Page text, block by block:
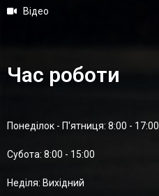
Відео
Час роботи
Понеділок - П'ятниця: 8:00 - 17:00
Суботa: 8:00 - 15:00
Неділя: Вихідний